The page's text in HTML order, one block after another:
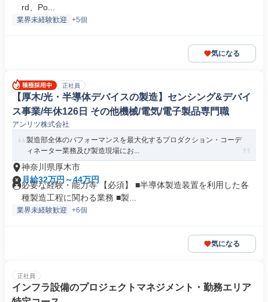
rd、Po...
業界未経験歓迎 +5個
気になる
正社員
【厚木/光・半導体デバイスの製造】センシング&デバイ
ス事業/年休126日 その他機械/電気/電子製品専門職
アンリツ株式会社
製造部全体のパフォーマンスを最大化するプロダクション・コーデ
ィネーター業務及び製造現場にお...
神奈川県厚木市
月給32万円～44万円
必要な経験・能力等 【必須】 ■半導体製造装置を利用した各
種製造工程に関わる業務 ■製...
業界未経験歓迎 +6個
気になる
正社員
インフラ設備のプロジェクトマネジメント・勤務エリア